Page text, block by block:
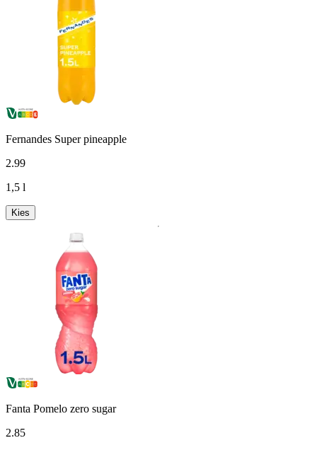
Fernandes Super pineapple
2.99
1,5 l
Kies
Fanta Pomelo zero sugar
2.85